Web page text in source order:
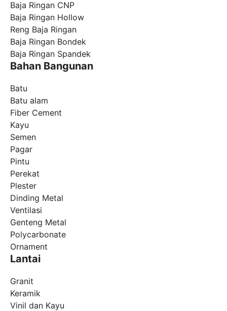
Baja Ringan CNP
Baja Ringan Hollow
Reng Baja Ringan
Baja Ringan Bondek
Baja Ringan Spandek
Bahan Bangunan
Batu
Batu alam
Fiber Cement
Kayu
Semen
Pagar
Pintu
Perekat
Plester
Dinding Metal
Ventilasi
Genteng Metal
Polycarbonate
Ornament
Lantai
Granit
Keramik
Vinil dan Kayu